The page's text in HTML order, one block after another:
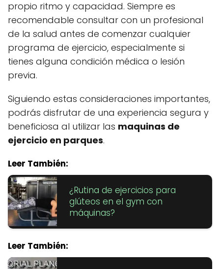
propio ritmo y capacidad. Siempre es
recomendable consultar con un profesional
de la salud antes de comenzar cualquier
programa de ejercicio, especialmente si
tienes alguna condición médica o lesión
previa.
Siguiendo estas consideraciones importantes,
podrás disfrutar de una experiencia segura y
beneficiosa al utilizar las maquinas de
ejercicio en parques.
Leer También:
¿Rutina de ejercicios para
glúteos en el gym con
máquinas?
Leer También: